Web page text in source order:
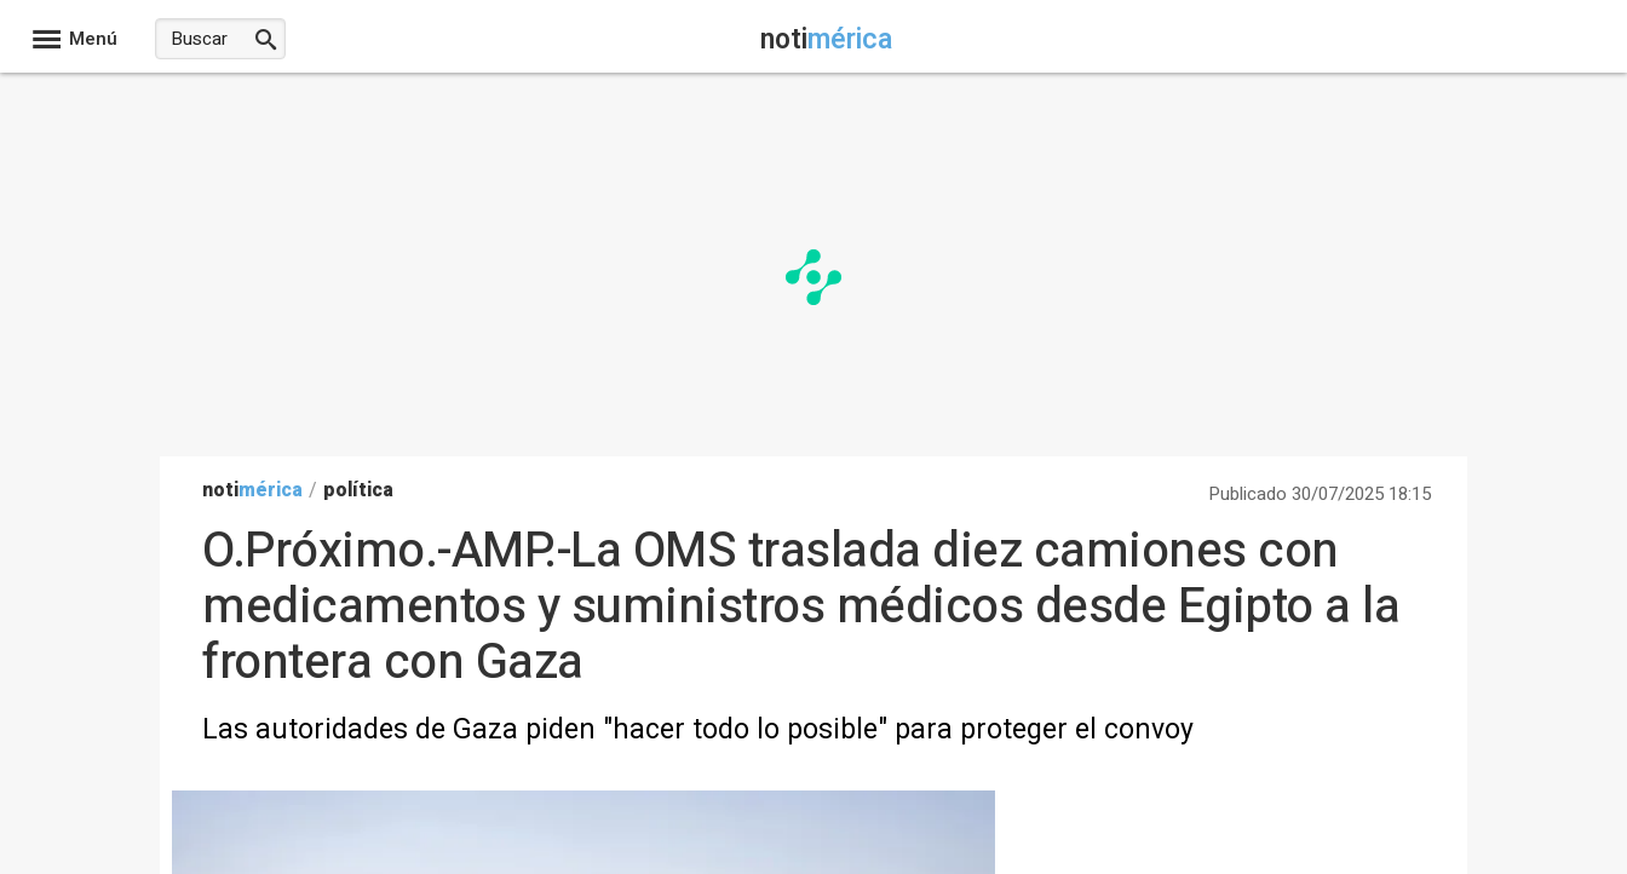
Menú notimérica
notimérica / política Publicado 30/07/2025 18:15
O.Próximo.-AMP.-La OMS traslada diez camiones con
medicamentos y suministros médicos desde Egipto a la
frontera con Gaza
Las autoridades de Gaza piden "hacer todo lo posible" para proteger el convoy